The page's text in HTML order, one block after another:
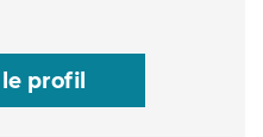
profil